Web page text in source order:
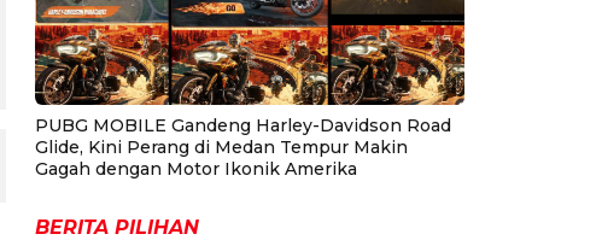
PUBG MOBILE Gandeng Harley-Davidson Road
Glide, Kini Perang di Medan Tempur Makin
Gagah dengan Motor Ikonik Amerika
BERITA PILIHAN